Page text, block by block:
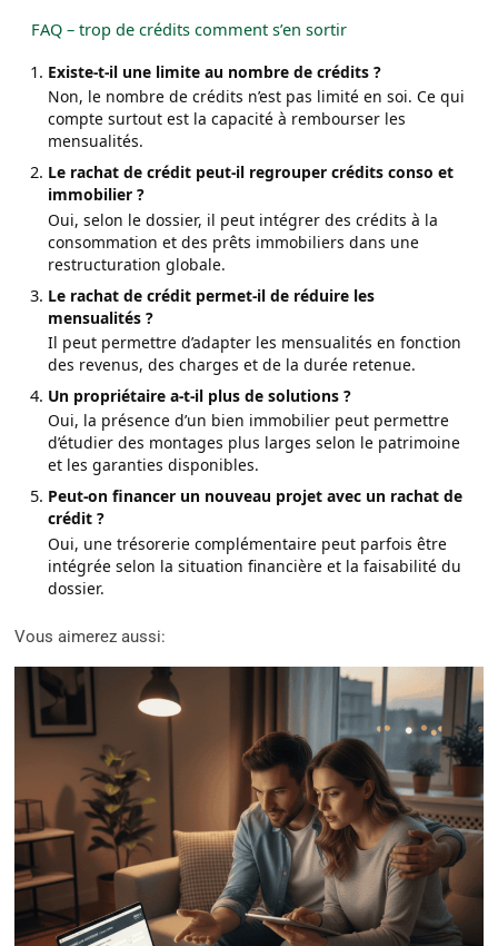
FAQ – trop de crédits comment s’en sortir
Existe-t-il une limite au nombre de crédits ?
Non, le nombre de crédits n’est pas limité en soi. Ce qui
compte surtout est la capacité à rembourser les
mensualités.
Le rachat de crédit peut-il regrouper crédits conso et
immobilier ?
Oui, selon le dossier, il peut intégrer des crédits à la
consommation et des prêts immobiliers dans une
restructuration globale.
Le rachat de crédit permet-il de réduire les
mensualités ?
Il peut permettre d’adapter les mensualités en fonction
des revenus, des charges et de la durée retenue.
Un propriétaire a-t-il plus de solutions ?
Oui, la présence d’un bien immobilier peut permettre
d’étudier des montages plus larges selon le patrimoine
et les garanties disponibles.
Peut-on financer un nouveau projet avec un rachat de
crédit ?
Oui, une trésorerie complémentaire peut parfois être
intégrée selon la situation financière et la faisabilité du
dossier.
Vous aimerez aussi: